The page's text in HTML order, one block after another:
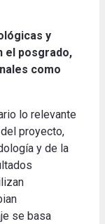
y
el posgrado,
como
lo relevante
proyecto,
y de la
se basa